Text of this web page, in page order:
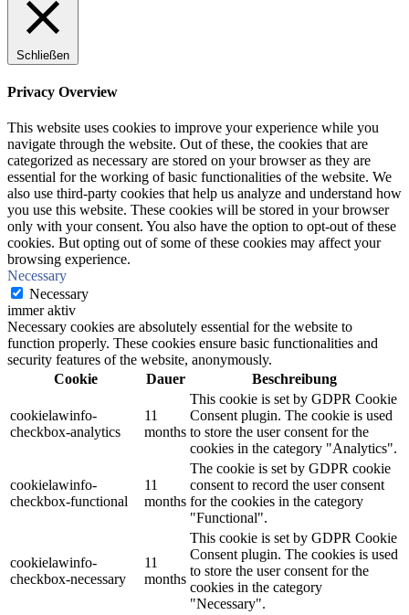
Schließen
Privacy Overview
This website uses cookies to improve your experience while you
navigate through the website. Out of these, the cookies that are
categorized as necessary are stored on your browser as they are
essential for the working of basic functionalities of the website. We
also use third-party cookies that help us analyze and understand how
you use this website. These cookies will be stored in your browser
only with your consent. You also have the option to opt-out of these
cookies. But opting out of some of these cookies may affect your
browsing experience.
Necessary
Necessary
immer aktiv
Necessary cookies are absolutely essential for the website to
function properly. These cookies ensure basic functionalities and
security features of the website, anonymously.
Cookie
Dauer Beschreibung
cookielawinfo-
checkbox-analytics
11
months
This cookie is set by GDPR Cookie
Consent plugin. The cookie is used
to store the user consent for the
cookies in the category "Analytics".
cookielawinfo-
checkbox-functional
11
months
The cookie is set by GDPR cookie
consent to record the user consent
for the cookies in the category
"Functional".
cookielawinfo-
checkbox-necessary
11
months
This cookie is set by GDPR Cookie
Consent plugin. The cookies is used
to store the user consent for the
cookies in the category
"Necessary".